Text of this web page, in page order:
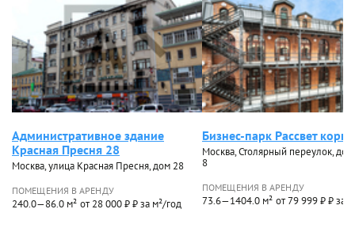
Административное здание
Красная Пресня 28
Москва, улица Красная Пресня, дом 28
ПОМЕЩЕНИЯ В АРЕНДУ
240.0—86.0 м² от 28 000 ₽ ₽ за м²/год
Бизнес-парк Рассвет
Москва, Столярный переулок, дом
8
ПОМЕЩЕНИЯ В АРЕНДУ
73.6—1404.0 м² от 79 999 ₽ ₽ за